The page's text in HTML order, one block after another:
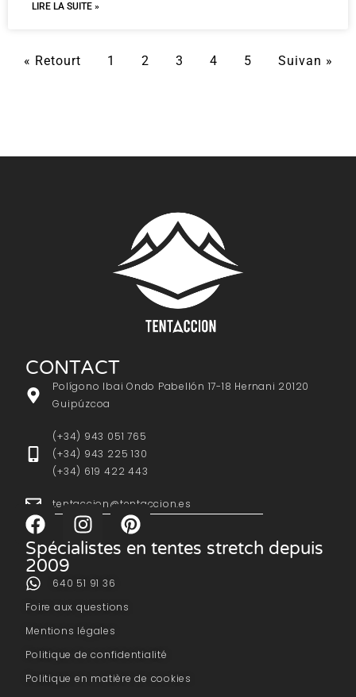
LIRE LA SUITE »
« Retourt 1 2 3 4 5 Suivan »
CONTACT
Polígono Ibai Ondo Pabellón 17-18 Hernani 20120
Guipúzcoa
(+34) 943 051 765
(+34) 943 225 130
(+34) 619 422 443
tentaccion@tentaccion.es
Spécialistes en tentes stretch depuis
2009
640 51 91 36
Foire aux questions
Mentions légales
Politique de confidentialité
Politique en matière de cookies